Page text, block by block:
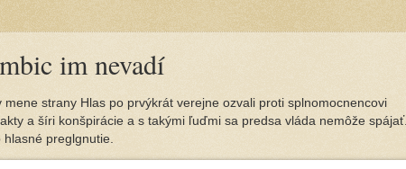
im nevadí
strany Hlas po prvýkrát verejne ozvali proti splnomocnencovi
a šíri konšpirácie a s takými ľuďmi sa predsa vláda nemôže spájať.
preglgnutie.